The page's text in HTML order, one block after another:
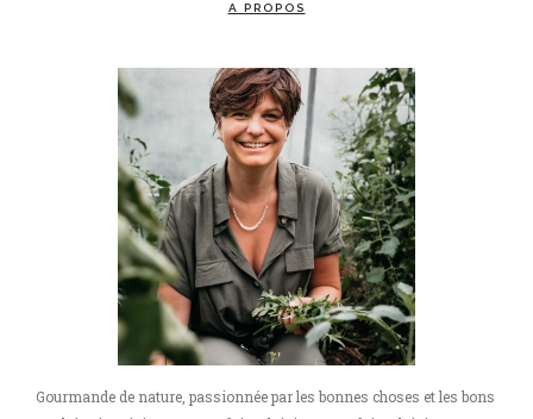
A PROPOS
Gourmande de nature, passionnée par les bonnes choses et les bons